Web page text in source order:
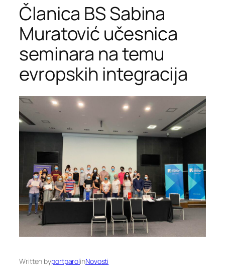
Članica BS Sabina
Muratović učesnica
seminara na temu
evropskih integracija
Written byportparolinNovosti